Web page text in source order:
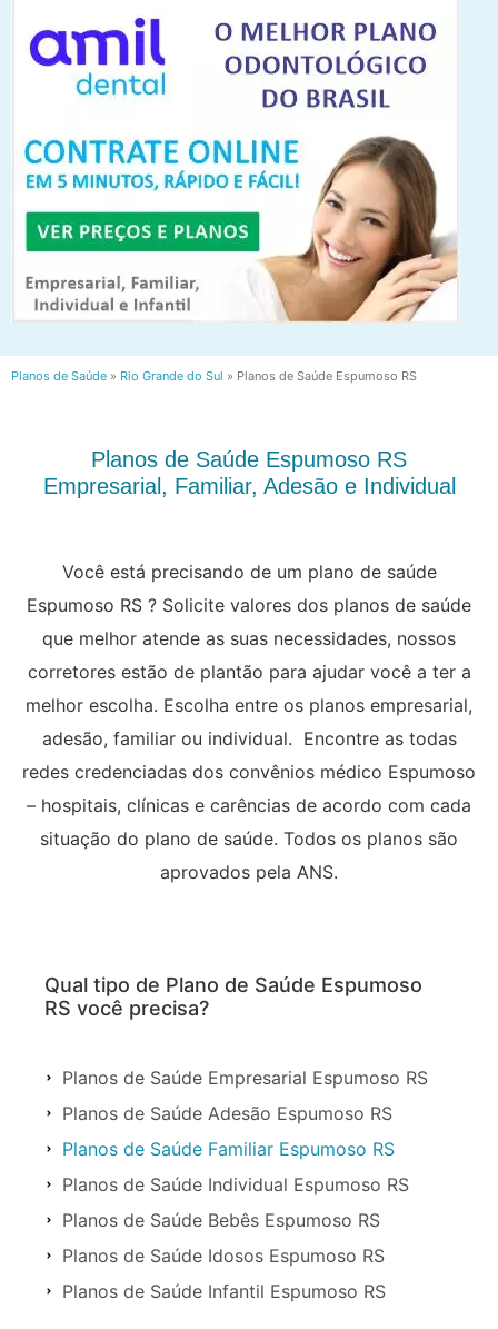
Planos de Saúde » Rio Grande do Sul » Planos de Saúde Espumoso RS
Planos de Saúde Espumoso RS
Empresarial, Familiar, Adesão e Individual
Você está precisando de um plano de saúde
Espumoso RS ? Solicite valores dos planos de saúde
que melhor atende as suas necessidades, nossos
corretores estão de plantão para ajudar você a ter a
melhor escolha. Escolha entre os planos empresarial,
adesão, familiar ou individual. Encontre as todas
redes credenciadas dos convênios médico Espumoso
– hospitais, clínicas e carências de acordo com cada
situação do plano de saúde. Todos os planos são
aprovados pela ANS.
Qual tipo de Plano de Saúde Espumoso
RS você precisa?
Planos de Saúde Empresarial Espumoso RS
Planos de Saúde Adesão Espumoso RS
Planos de Saúde Familiar Espumoso RS
Planos de Saúde Individual Espumoso RS
Planos de Saúde Bebês Espumoso RS
Planos de Saúde Idosos Espumoso RS
Planos de Saúde Infantil Espumoso RS